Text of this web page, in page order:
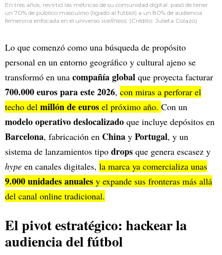
En tres años, revirtió las métricas de su comunidad digital: pasó de tener
un 70% de público masculino (ligado al fútbol) a un 80% de audiencia
femenina enfocada en el universo wellness. (Crédito: Julieta Colazo)
Lo que comenzó como una búsqueda de propósito
personal en un entorno geográfico y cultural ajeno se
transformó en una compañía global que proyecta facturar
700.000 euros para este 2026, con miras a perforar el
techo del millón de euros el próximo año. Con un
modelo operativo deslocalizado que incluye depósitos en
Barcelona, fabricación en China y Portugal, y un
sistema de lanzamientos tipo drops que genera escasez y
hype en canales digitales, la marca ya comercializa unas
9.000 unidades anuales y expande sus fronteras más allá
del canal online tradicional.
El pivot estratégico: hackear la
audiencia del fútbol